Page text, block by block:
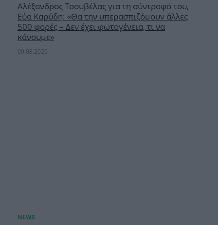
Αλέξανδρος Τσουβέλας για τη σύντροφό του,
Εύα Καρύδη: «Θα την υπερασπιζόμουν άλλες
500 φορές – Δεν έχει φωτογένεια, τι να
κάνουμε»
09.08.2026